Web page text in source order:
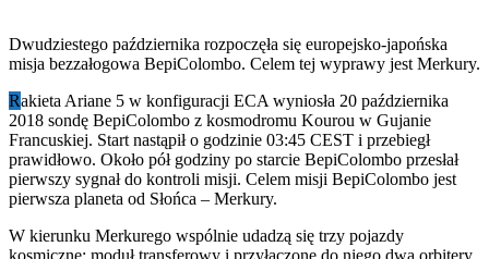
Dwudziestego października rozpoczęła się europejsko-japońska
misja bezzałogowa BepiColombo. Celem tej wyprawy jest Merkury.
Rakieta Ariane 5 w konfiguracji ECA wyniosła 20 października
2018 sondę BepiColombo z kosmodromu Kourou w Gujanie
Francuskiej. Start nastąpił o godzinie 03:45 CEST i przebiegł
prawidłowo. Około pół godziny po starcie BepiColombo przesłał
pierwszy sygnał do kontroli misji. Celem misji BepiColombo jest
pierwsza planeta od Słońca – Merkury.
W kierunku Merkurego wspólnie udadzą się trzy pojazdy
kosmiczne: moduł transferowy i przyłączone do niego dwa orbitery